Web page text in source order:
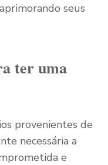
seus
ter uma
provenientes de
necessária a
e